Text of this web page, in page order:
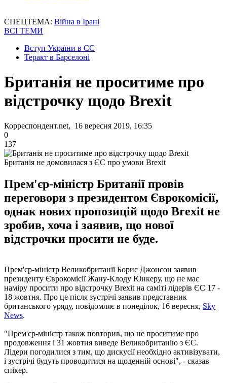
СПЕЦТЕМА: Війна в Ірані
ВСІ ТЕМИ
Вступ України в ЄС
Теракт в Барселоні
Британія не проситиме про
відстрочку щодо Brexit
Корреспондент.net, 16 вересня 2019, 16:35
0
137
Британія не домовилася з ЄС про умови Brexit
Прем'єр-міністр Британії провів
переговори з президентом Єврокомісії,
однак нових пропозицій щодо Brexit не
зробив, хоча і заявив, що нової
відстрочки просити не буде.
Прем'єр-міністр Великобританії Борис Джонсон заявив
президенту Єврокомісії Жану-Клоду Юнкеру, що не має
наміру просити про відстрочку Brexit на саміті лідерів ЄС 17 -
18 жовтня. Про це після зустрічі заявив представник
британського уряду, повідомляє в понеділок, 16 вересня, Sky
News.
"Прем'єр-міністр також повторив, що не проситиме про
продовження і 31 жовтня виведе Великобританію з ЄС.
Лідери погодилися з тим, що дискусії необхідно активізувати,
і зустрічі будуть проводитися на щоденній основі", - сказав
спікер.